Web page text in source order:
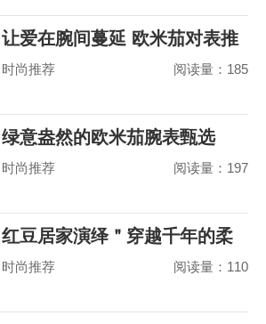
瓷圈儿。 世界时以海马加身，是为强调运
动属性。约定俗成...
让爱在腕间蔓延 欧米茄对表推
荐
时尚推荐 阅读量：185
绿意盎然的欧米茄腕表甄选
时尚推荐 阅读量：197
红豆居家演绎＂穿越千年的柔
软＂，婴儿绵真
时尚推荐 阅读量：110